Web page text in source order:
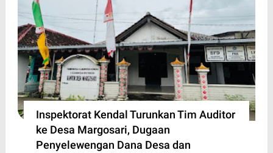
Inspektorat Kendal Turunkan Tim Auditor
ke Desa Margosari, Dugaan
Penyelewengan Dana Desa dan